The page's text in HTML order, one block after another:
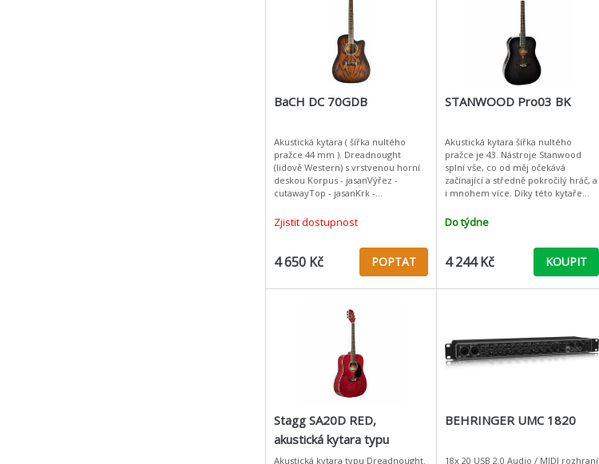
BaCH DC 70GDB
Akustická kytara ( šířka nultého
pražce 44 mm ). Dreadnought
(lidově Western) s vrstvenou horní
deskou Korpus - jasanVýřez -
cutawayTop - jasanKrk -
brownwoodPoziční značky - bílé
tečkyKobylka - brownw
Zjistit dostupnost
4 650 Kč POPTAT
STANWOOD Pro03 BK
Akustická kytara šířka nultého
pražce je 43. Nástroje Stanwood
splní vše, co od měj očekává
začínající a středně pokročilý hráč, a
i mnohem více. Díky této kytaře
krásný vzhled a přito
Do týdne
4 244 Kč KOUPIT
Stagg SA20D RED,
akustická kytara typu
Dreadnought
Akustická kytara typu Dreadnought.
BEHRINGER UMC 1820
18x 20 USB 2.0 Audio / MIDI rozhraní